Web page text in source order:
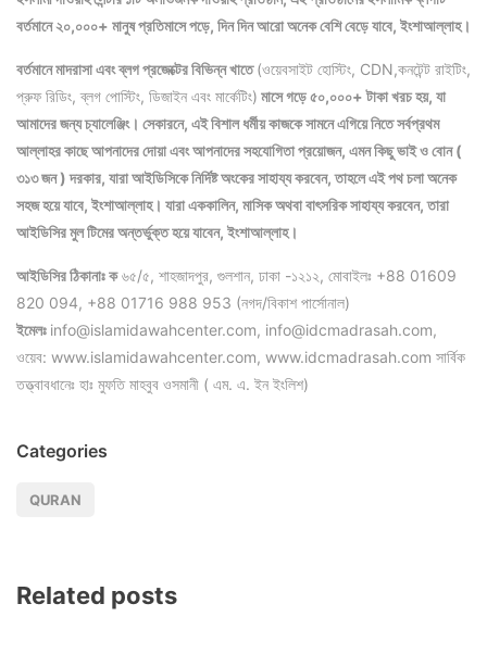
বর্তমানে ২০,০০০+ মানুষ প্রতিমাসে পড়ে, দিন দিন আরো অনেক বেশি বেড়ে যাবে, ইংশাআল্লাহ।
বর্তমানে মাদরাসা এবং ব্লগ প্রজেক্টের বিভিন্ন খাতে(ওয়েবসাইট হোস্টিং, CDN,কনটেন্ট রাইটিং,
প্রুফ রিডিং, ব্লগ পোস্টিং, ডিজাইন এবং মার্কেটিং) মাসে গড়ে ৫০,০০০+ টাকা খরচ হয়, যা
আমাদের জন্য চ্যালেঞ্জিং। সেকারনে, এই বিশাল ধর্মীয় কাজকে সামনে এগিয়ে নিতে সর্বপ্রথম
আল্লাহর কাছে আপনাদের দোয়া এবং আপনাদের সহযোগিতা প্রয়োজন, এমন কিছু ভাই ও বোন (
৩১৩ জন ) দরকার, যারা আইডিসিকে নির্দিষ্ট অংকের সাহায্য করবেন, তাহলে এই পথ চলা অনেক
সহজ হয়ে যাবে, ইংশাআল্লাহ। যারা এককালিন, মাসিক অথবা বাৎসরিক সাহায্য করবেন, তারা
আইডিসির মুল টিমের অন্তর্ভুক্ত হয়ে যাবেন, ইংশাআল্লাহ।
আইডিসির ঠিকানাঃ ক৬৫/৫, শাহজাদপুর, গুলশান, ঢাকা -১২১২, মোবাইলঃ +88 01609
820 094, +88 01716 988 953 (নগদ/বিকাশ পার্সোনাল)
ইমেলঃ info@islamidawahcenter.com, info@idcmadrasah.com,
ওয়েব: www.islamidawahcenter.com, www.idcmadrasah.com সার্বিক
তত্ত্বাবধানেঃ হাঃ মুফতি মাহবুব ওসমানী ( এম. এ. ইন ইংলিশ)
Categories
QURAN
Related posts